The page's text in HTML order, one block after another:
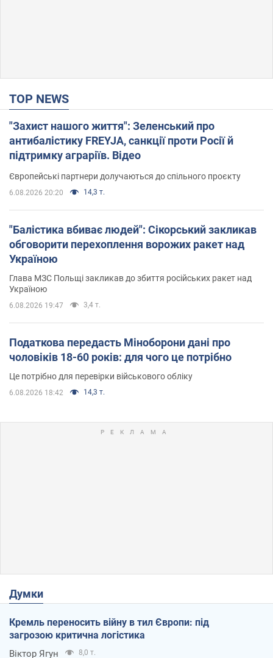
TOP NEWS
"Захист нашого життя": Зеленський про
антибалістику FREYJA, санкції проти Росії й
підтримку аграріїв. Відео
Європейські партнери долучаються до спільного проєкту
6.08.2026 20:20 14,3 т.
"Балістика вбиває людей": Сікорський закликав
обговорити перехоплення ворожих ракет над
Україною
Глава МЗС Польщі закликав до збиття російських ракет над
Україною
6.08.2026 19:47 3,4 т.
Податкова передасть Міноборони дані про
чоловіків 18-60 років: для чого це потрібно
Це потрібно для перевірки військового обліку
6.08.2026 18:42 14,3 т.
Думки
Кремль переносить війну в тил Європи: під
загрозою критична логістика
Віктор Ягун 8,0 т.